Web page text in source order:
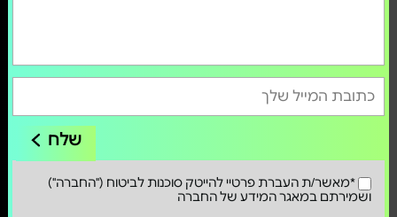
שלח
*מאשר/ת העברת פרטיי להייטק סוכנות לביטוח ("החברה")
ושמירתם במאגר המידע של החברה